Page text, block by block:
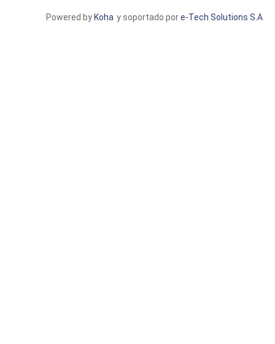
y soportado pore-Tech Solutions S.A
Powered by Koha